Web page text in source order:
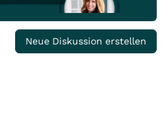
Neue Diskussion erstellen